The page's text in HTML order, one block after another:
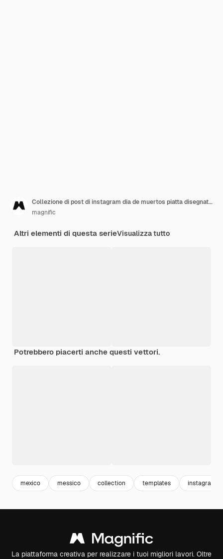
Collezione di post di instagram dia de muertos piatta disegnata a mano
magnific
Altri elementi di questa serieVisualizza tutto
Potrebbero piacerti anche questi vettori.
mexico messico collection templates instagram
La piattaforma creativa per realizzare i tuoi migliori lavori. Oltre